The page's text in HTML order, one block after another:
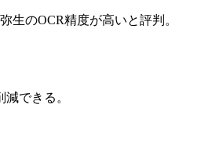
生のOCR精度が高いと評判。
できる。